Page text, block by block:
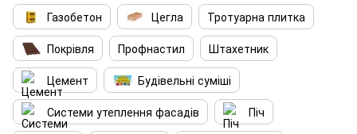
Газобетон Цегла
Тротуарна плитка
Покрівля
Профнастил
Штахетник
Цемент
Будівельні суміші
Системи утеплення фасадів
Піч